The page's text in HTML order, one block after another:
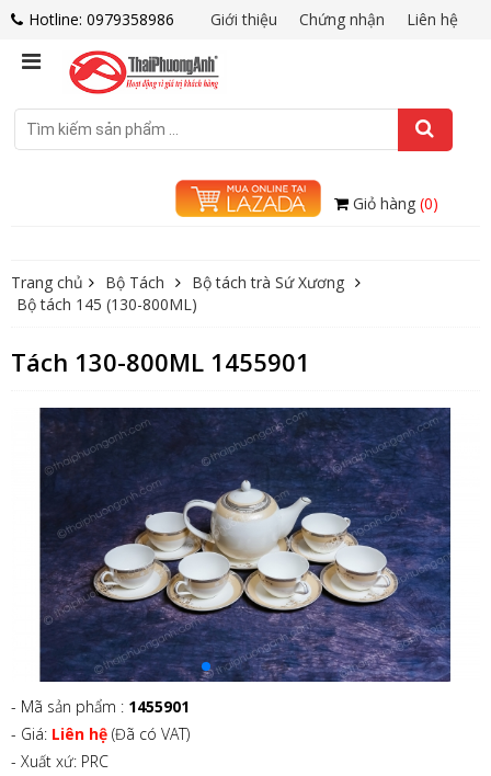
Hotline: 0979358986 Liên hệ
Chứng nhận
Giới thiệu
Giỏ hàng (0)
Trang chủ Bộ Tách
Bộ tách trà Sứ Xương
Bộ tách 145 (130-800ML)
Tách 130-800ML 1455901
- Mã sản phẩm : 1455901
- Giá: Liên hệ (Đã có VAT)
- Xuất xứ: PRC